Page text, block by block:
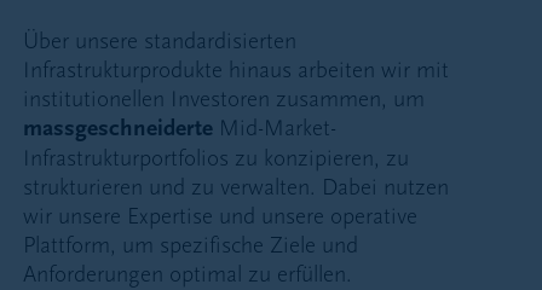
Über unsere standardisierten
Infrastrukturprodukte hinaus arbeiten wir mit
institutionellen Investoren zusammen, um
massgeschneiderte Mid-Market-
Infrastrukturportfolios zu konzipieren, zu
strukturieren und zu verwalten. Dabei nutzen
wir unsere Expertise und unsere operative
Plattform, um spezifische Ziele und
Anforderungen optimal zu erfüllen.